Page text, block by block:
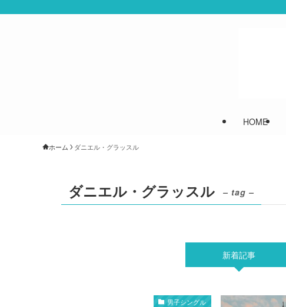
HOME
ホーム ダニエル・グラッスル
ダニエル・グラッスル – tag –
新着記事
男子シングル